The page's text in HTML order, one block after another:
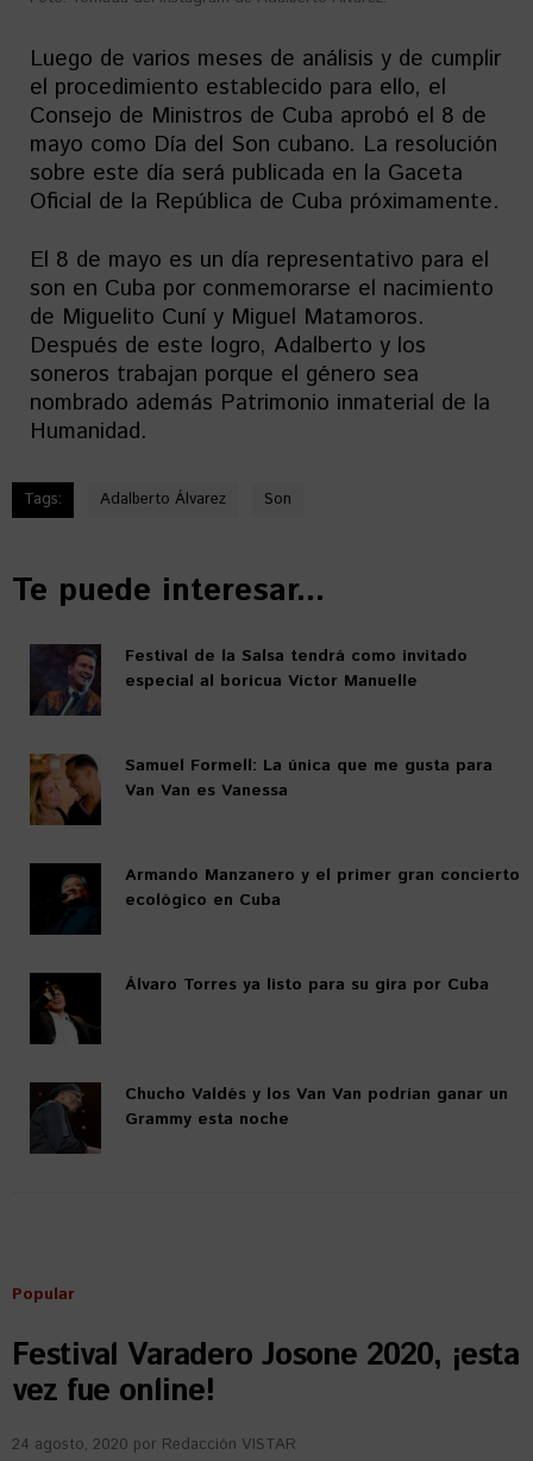
Luego de varios meses de análisis y de cumplir
el procedimiento establecido para ello, el
Consejo de Ministros de Cuba aprobó el 8 de
mayo como Día del Son cubano. La resolución
sobre este día será publicada en la Gaceta
Oficial de la República de Cuba próximamente.
El 8 de mayo es un día representativo para el
son en Cuba por conmemorarse el nacimiento
de Miguelito Cuní y Miguel Matamoros.
Después de este logro, Adalberto y los
soneros trabajan porque el género sea
nombrado además Patrimonio inmaterial de la
Humanidad.
Tags: Adalberto Álvarez Son
Te puede interesar...
Festival de la Salsa tendrá como invitado
especial al boricua Víctor Manuelle
Samuel Formell: La única que me gusta para
Van Van es Vanessa
Armando Manzanero y el primer gran concierto
ecológico en Cuba
Álvaro Torres ya listo para su gira por Cuba
Chucho Valdés y los Van Van podrían ganar un
Grammy esta noche
Popular
Festival Varadero Josone 2020, ¡esta
vez fue online!
24 agosto, 2020 por Redacción VISTAR